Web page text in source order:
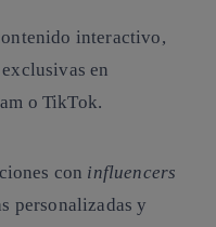
interactivo,
en
o TikTok.
con influencers
personalizadas y